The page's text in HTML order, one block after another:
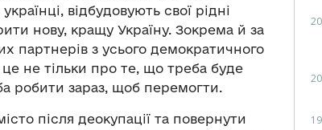
відбудовують свої рідні
нову, кращу Україну. Зокрема й за
з усього демократичного
це не тільки про те, що треба буде
робити зараз, щоб перемогти.
після деокупації та повернути